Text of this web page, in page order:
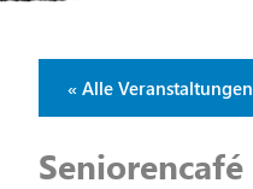
« Alle Veranstaltungen
Seniorencafé